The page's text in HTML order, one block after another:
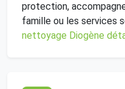
protection,
famille ou les services
nettoyage Diogène